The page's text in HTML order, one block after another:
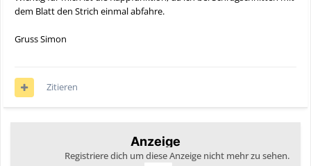
dem Blatt den Strich einmal abfahre.
Gruss Simon
Zitieren
Anzeige
Registriere dich um diese Anzeige nicht mehr zu sehen.